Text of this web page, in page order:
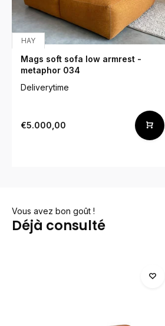
HAY
Mags soft sofa low armrest -
metaphor 034
Deliverytime
€5.000,00
Vous avez bon goût !
Déjà consulté